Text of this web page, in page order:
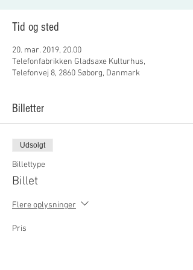
Tid og sted
20. mar. 2019, 20.00
Telefonfabrikken Gladsaxe Kulturhus,
Telefonvej 8, 2860 Søborg, Danmark
Billetter
Udsolgt
Billettype
Billet
Flere oplysninger
Pris